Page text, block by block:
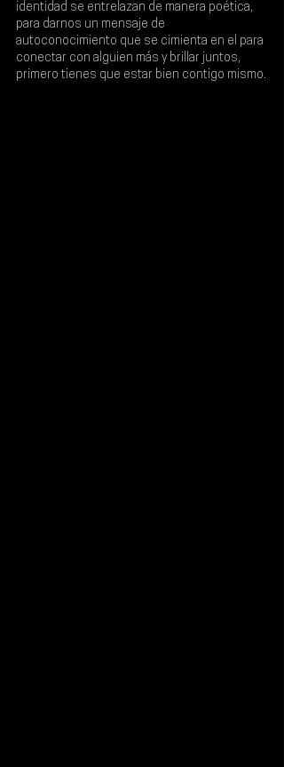
identidad se entrelazan de manera poética,
para darnos un mensaje de
autoconocimiento que se cimienta en el para
conectar con alguien más y brillar juntos,
primero tienes que estar bien contigo mismo.